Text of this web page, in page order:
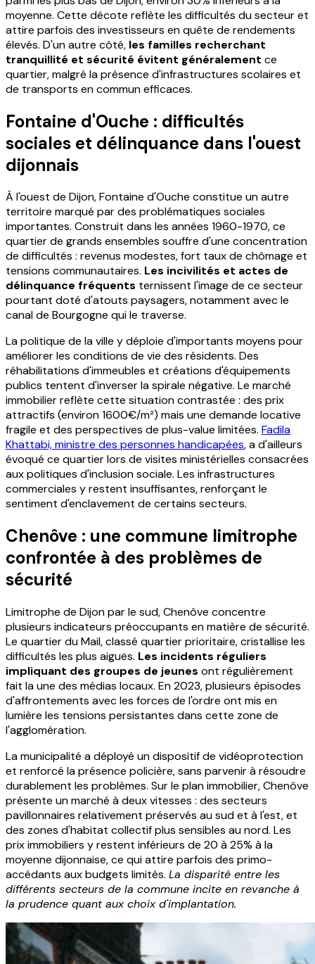
moyenne. Cette décote reflète les difficultés du secteur et
attire parfois des investisseurs en quête de rendements
élevés. D'un autre côté, les familles recherchant
tranquillité et sécurité évitent généralement ce
quartier, malgré la présence d'infrastructures scolaires et
de transports en commun efficaces.
Fontaine d'Ouche : difficultés
sociales et délinquance dans l'ouest
dijonnais
À l'ouest de Dijon, Fontaine d'Ouche constitue un autre
territoire marqué par des problématiques sociales
importantes. Construit dans les années 1960-1970, ce
quartier de grands ensembles souffre d'une concentration
de difficultés : revenus modestes, fort taux de chômage et
tensions communautaires. Les incivilités et actes de
délinquance fréquents ternissent l'image de ce secteur
pourtant doté d'atouts paysagers, notamment avec le
canal de Bourgogne qui le traverse.
La politique de la ville y déploie d'importants moyens pour
améliorer les conditions de vie des résidents. Des
réhabilitations d'immeubles et créations d'équipements
publics tentent d'inverser la spirale négative. Le marché
immobilier reflète cette situation contrastée : des prix
attractifs (environ 1600€/m²) mais une demande locative
fragile et des perspectives de plus-value limitées. Fadila
Khattabi, ministre des personnes handicapées, a d'ailleurs
évoqué ce quartier lors de visites ministérielles consacrées
aux politiques d'inclusion sociale. Les infrastructures
commerciales y restent insuffisantes, renforçant le
sentiment d'enclavement de certains secteurs.
Chenôve : une commune limitrophe
confrontée à des problèmes de
sécurité
Limitrophe de Dijon par le sud, Chenôve concentre
plusieurs indicateurs préoccupants en matière de sécurité.
Le quartier du Mail, classé quartier prioritaire, cristallise les
difficultés les plus aiguës. Les incidents réguliers
impliquant des groupes de jeunes ont régulièrement
fait la une des médias locaux. En 2023, plusieurs épisodes
d'affrontements avec les forces de l'ordre ont mis en
lumière les tensions persistantes dans cette zone de
l'agglomération.
La municipalité a déployé un dispositif de vidéoprotection
et renforcé la présence policière, sans parvenir à résoudre
durablement les problèmes. Sur le plan immobilier, Chenôve
présente un marché à deux vitesses : des secteurs
pavillonnaires relativement préservés au sud et à l'est, et
des zones d'habitat collectif plus sensibles au nord. Les
prix immobiliers y restent inférieurs de 20 à 25% à la
moyenne dijonnaise, ce qui attire parfois des primo-
accédants aux budgets limités. La disparité entre les
différents secteurs de la commune incite en revanche à
la prudence quant aux choix d'implantation.